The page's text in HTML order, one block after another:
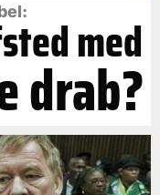
med
drab?